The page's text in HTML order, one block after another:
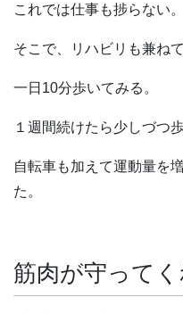
これでは仕事も捗らない。
そこで、リハビリも兼ね
一日10分歩いてみる。
１週間続けたら少しづつ
自転車も加えて運動量を
た。
筋肉が守ってく